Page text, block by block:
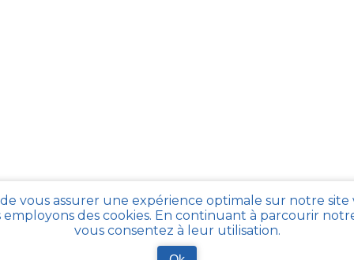
vous assurer une expérience optimale sur notre site
employons des cookies. En continuant à parcourir
vous consentez à leur utilisation.